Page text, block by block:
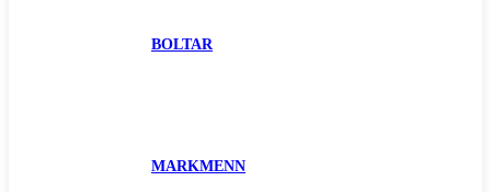
BOLTAR
MARKMENN